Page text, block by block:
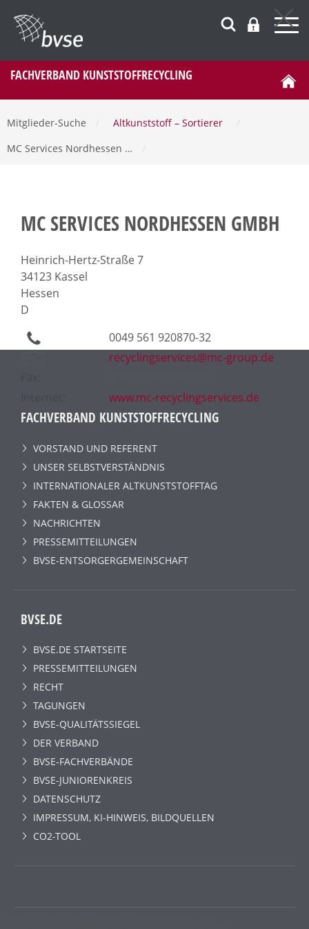
FACHVERBAND KUNSTSTOFFRECYCLING
Mitglieder-Suche Altkunststoff – Sortierer
MC Services Nordhessen …
MC SERVICES NORDHESSEN GMBH
Heinrich-Hertz-Straße 7
34123 Kassel
Hessen
D
0049 561 920870-32
recyclingservices@mc-group.de
www.mc-recyclingservices.de
FACHVERBAND KUNSTSTOFFRECYCLING
VORSTAND UND REFERENT
UNSER SELBSTVERSTÄNDNIS
INTERNATIONALER ALTKUNSTSTOFFTAG
FAKTEN & GLOSSAR
NACHRICHTEN
PRESSEMITTEILUNGEN
BVSE-ENTSORGERGEMEINSCHAFT
BVSE.DE
BVSE.DE STARTSEITE
PRESSEMITTEILUNGEN
RECHT
TAGUNGEN
BVSE-QUALITÄTSSIEGEL
DER VERBAND
BVSE-FACHVERBÄNDE
BVSE-JUNIORENKREIS
DATENSCHUTZ
IMPRESSUM, KI-HINWEIS, BILDQUELLEN
CO2-TOOL